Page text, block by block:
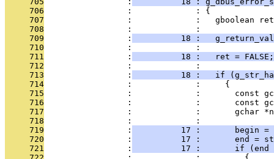
     706
                 :             : {
     707
:             :   gboolean
     708
                 :             :
     709
                 :
18 :
     710
                 :             :
     711
                 :
          18 :   ret = FALSE;
     712
                 :             :
     713
                 :
18 :   if
     714
                 :             :     {
     715
:             :       const
     716
:             :       const
     717
:             :       gchar
     718
                 :             :
     719
                 :
17 :       begin =
     720
                 :
17 :       end =
     721
                 :
17 :       if (end